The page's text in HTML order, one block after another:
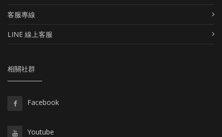
客服專線
LINE 線上客服
相關社群
Facebook
Youtube